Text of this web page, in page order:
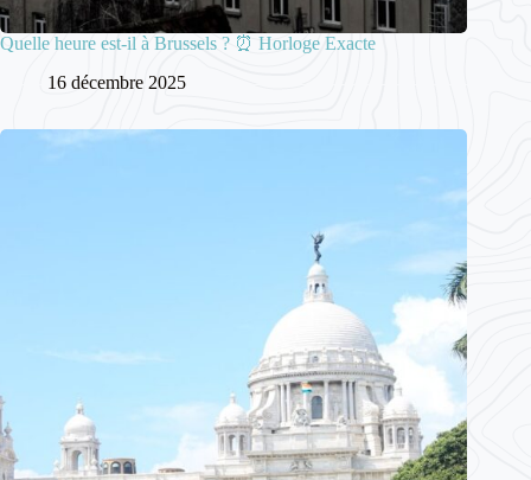
Quelle heure est-il à Brussels ? ⏰ Horloge Exacte
16 décembre 2025